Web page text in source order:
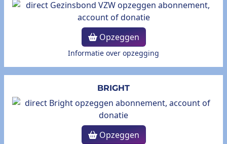
Opzeggen
Informatie over opzegging
BRIGHT
Opzeggen